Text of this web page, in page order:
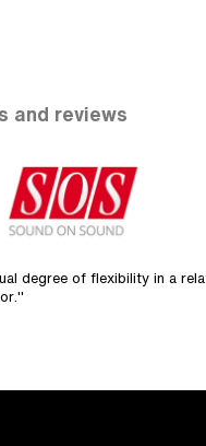
and reviews
of flexibility in a relatively